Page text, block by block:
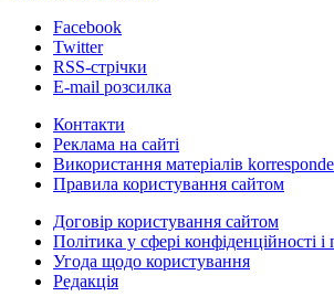
Facebook
Twitter
RSS-стрічки
E-mail розсилка
Контакти
Реклама на сайті
Використання матеріалів
Правила користування сайтом
Договір користування сайтом
Політика у сфері конфіденційності
Угода щодо користування
Редакція